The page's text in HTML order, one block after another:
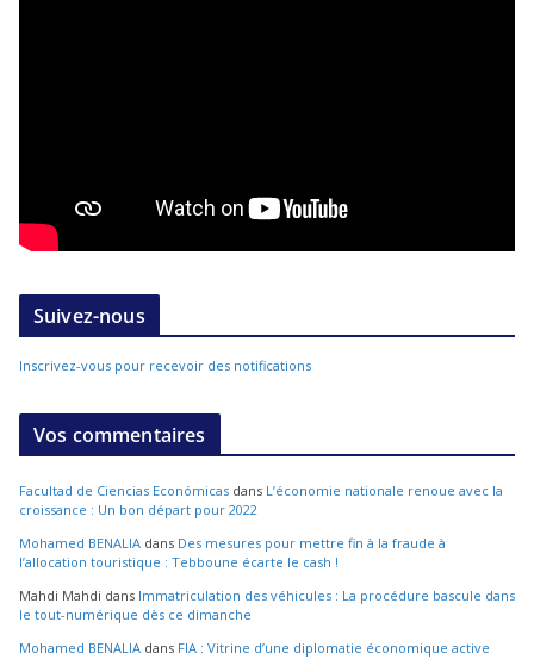
Suivez-nous
Inscrivez-vous pour recevoir des notifications
Vos commentaires
Facultad de Ciencias Económicas dans L’économie nationale renoue avec la
croissance : Un bon départ pour 2022
Mohamed BENALIA dans Des mesures pour mettre fin à la fraude à
l’allocation touristique : Tebboune écarte le cash !
Mahdi Mahdi dans Immatriculation des véhicules : La procédure bascule dans
le tout-numérique dès ce dimanche
Mohamed BENALIA dans FIA : Vitrine d’une diplomatie économique active